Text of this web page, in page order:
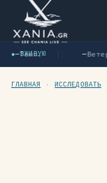
● ВЖИВУЮ
—Темп. —Ветер
ГЛАВНАЯ › ИССЛЕДОВАТЬ